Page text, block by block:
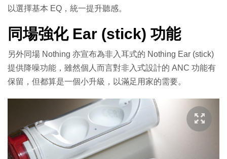
以選擇基本 EQ，統一提升聽感。
同場強化 Ear (stick) 功能
另外同場 Nothing 亦宣布為非入耳式的 Nothing Ear (stick)
提供降噪功能，雖然個人而言對非入式設計的 ANC 功能有
保留，但都算是一個小升級，以滿足用家的需要。